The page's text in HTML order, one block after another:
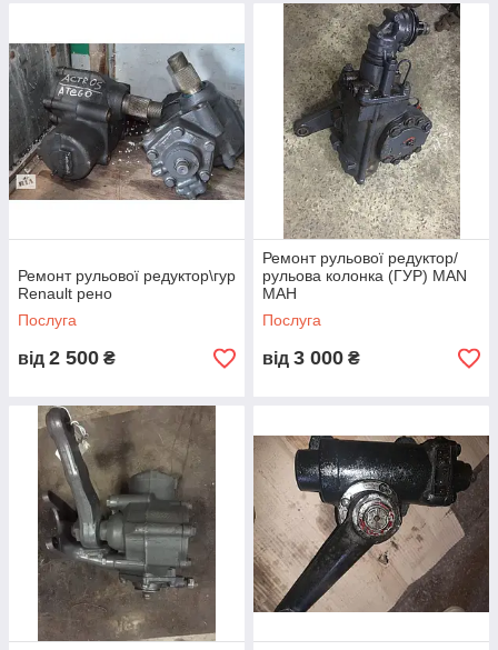
Ремонт рульової редуктор\гур
Renault рено
Послуга
від 2 500 ₴
Ремонт рульової редуктор/
рульова колонка (ГУР) MAN
МАН
Послуга
від 3 000 ₴